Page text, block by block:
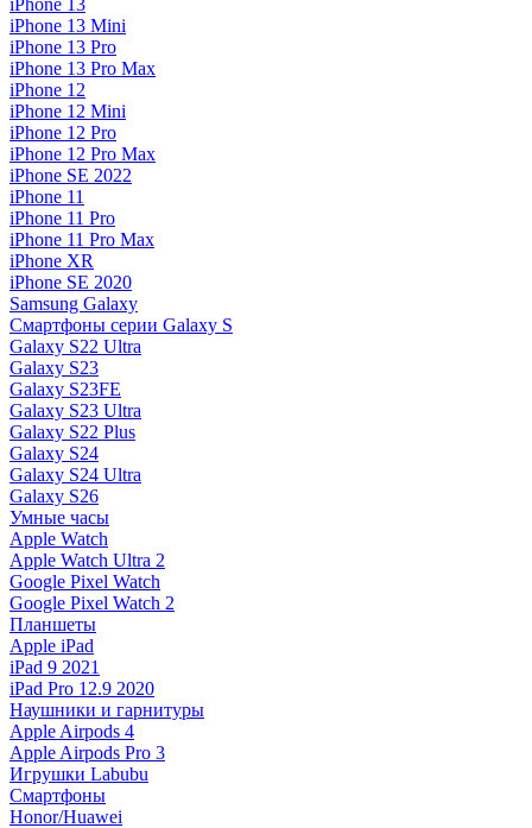
iPhone 13
iPhone 13 Mini
iPhone 13 Pro
iPhone 13 Pro Max
iPhone 12
iPhone 12 Mini
iPhone 12 Pro
iPhone 12 Pro Max
iPhone SE 2022
iPhone 11
iPhone 11 Pro
iPhone 11 Pro Max
iPhone XR
iPhone SE 2020
Samsung Galaxy
Смартфоны серии Galaxy S
Galaxy S22 Ultra
Galaxy S23
Galaxy S23FE
Galaxy S23 Ultra
Galaxy S22 Plus
Galaxy S24
Galaxy S24 Ultra
Galaxy S26
Умные часы
Apple Watch
Apple Watch Ultra 2
Google Pixel Watch
Google Pixel Watch 2
Планшеты
Apple iPad
iPad 9 2021
iPad Pro 12.9 2020
Наушники и гарнитуры
Apple Airpods 4
Apple Airpods Pro 3
Игрушки Labubu
Смартфоны
Honor/Huawei